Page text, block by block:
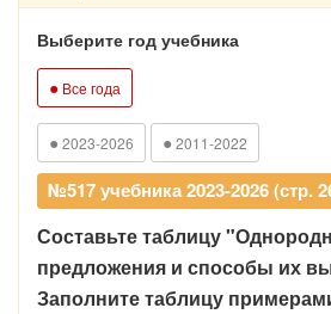
Выберите год учебника
● Все года
● 2023-2026 ● 2011-2022
№517 учебника 2023-2026 (стр.
Составьте таблицу
предложения и способы их
Заполните таблицу